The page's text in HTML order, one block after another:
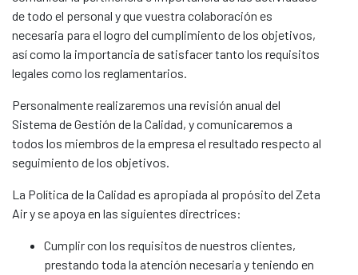
de todo el personal y que vuestra colaboración es
necesaria para el logro del cumplimiento de los objetivos,
así como la importancia de satisfacer tanto los requisitos
legales como los reglamentarios.
Personalmente realizaremos una revisión anual del
Sistema de Gestión de la Calidad, y comunicaremos a
todos los miembros de la empresa el resultado respecto al
seguimiento de los objetivos.
La Política de la Calidad es apropiada al propósito del Zeta
Air y se apoya en las siguientes directrices:
Cumplir con los requisitos de nuestros clientes,
prestando toda la atención necesaria y teniendo en